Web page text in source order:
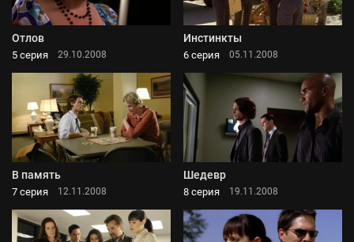
Отлов
5 серия 29.10.2008
Инстинкты
6 серия 05.11.2008
В память
7 серия 12.11.2008
Шедевр
8 серия 19.11.2008